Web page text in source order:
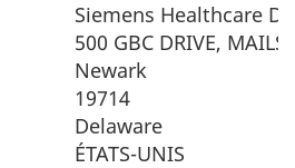
Siemens Healthcare
500 GBC DRIVE,
Newark
19714
Delaware
ÉTATS-UNIS